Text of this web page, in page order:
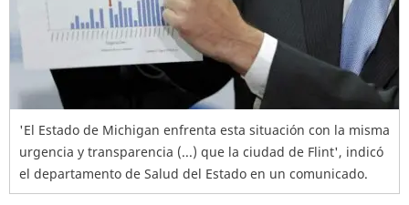
'El Estado de Michigan enfrenta esta situación con la misma
urgencia y transparencia (...) que la ciudad de Flint', indicó
el departamento de Salud del Estado en un comunicado.